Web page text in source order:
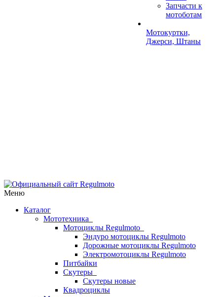
Запчасти к
мотоботам
Мотокуртки,
Джерси, Штаны
Меню
Каталог
Мототехника
Мотоциклы Regulmoto
Эндуро мотоциклы Regulmoto
Дорожные мотоциклы Regulmoto
Электромотоциклы Regulmoto
Питбайки
Скутеры
Скутеры новые
Квадроциклы